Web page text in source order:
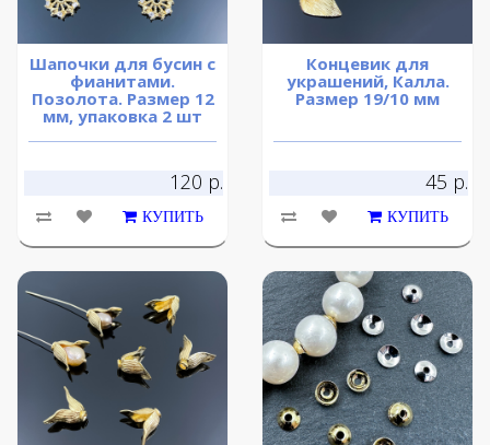
Шапочки для бусин с
фианитами.
Позолота. Размер 12
мм, упаковка 2 шт
120 р.
КУПИТЬ
Концевик для
украшений, Калла.
Размер 19/10 мм
45 р.
КУПИТЬ